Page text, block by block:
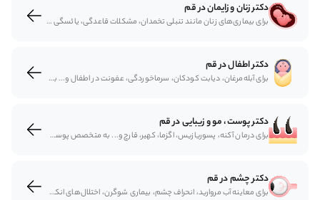
دکتر زنان و زایمان در قم
برای بیماری‌های زنان مانند تنبلی تخمدان، مشکلات قاعدگی، یائسگی و... به پزشک زنان مراجعه می‌شود. متخصصان زنان و زایمان روش‌های تشخیصی و درمانی مختلف برای مشکلات زنان ارائه می‌کنند. برای دریافت نوبت متخصص زنان و زایمان می‌توانید از سایت دکتردکتر نوبت اینترنتی بگیرید.
دکتر اطفال در قم
برای آبله‌مرغان، دیابت کودکان، سرماخوردگی، عفونت در اطفال و... به متخصص کودکان مراجعه می‌شود. متخصصان اطفال با معاینه کودکان و ارزیابی وضعیتشان دست به تجویز دارو و درمان وضعیت‌های مختلف می‌زنند. دریافت نوبت متخصص اطفال و نوزادان با مراجعه به سایت دکتردکتر به‌شکل اینترنتی مقدور است.
دکتر پوست، مو و زیبایی در قم
برای درمان آکنه، پسوریازیس، اگزما، کهیر، قارچ و... به متخصص پوست و مو مراجعه می‌شود. متخصصان پوست و مو از درمان‌های دارویی و تجهیزات مختلف برای درمان مشکلات پوست و مو بهره می‌برند. برای دریافت نوبت متخصص پوست، مو و زیبایی به سیستم نوبت دکتر آنلاین سایت دکتردکتر مراجعه کنید.
دکتر چشم در قم
برای معاینه آب مروارید، انحراف چشم، بیماری شوگرن، اختلال‌های انكساری به چشم‌پزشک مراجعه می‌شود . متخصص چشم قم با تشخیص و انتخاب روش‌های مختلف مشکلات دستگاه چشمی را بررسی و درمان می‌کنند. دریافت نوبت متخصص چشم با سایت دکتردکتر به‌شکل اینترنتی برایتان مقدور است.